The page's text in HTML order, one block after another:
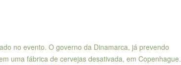
no evento. O governo da Dinamarca, já prevendo
uma fábrica de cervejas desativada, em Copenhague.